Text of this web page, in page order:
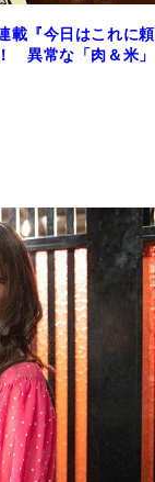
載『今日はこれに頼
異常な「肉＆米」